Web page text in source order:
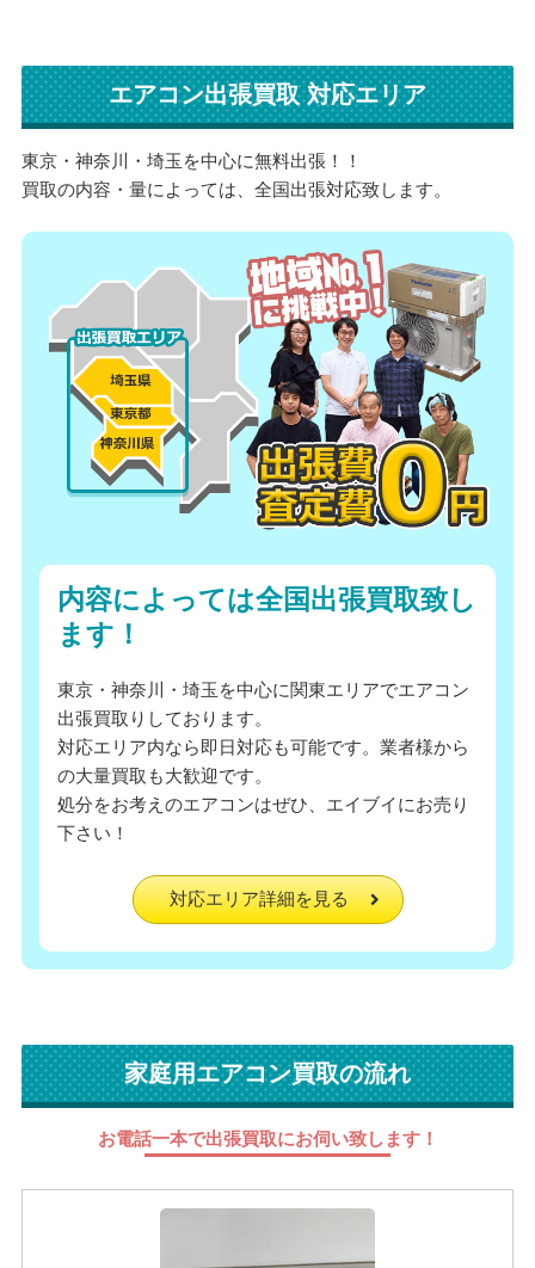
エアコン出張買取 対応エリア
東京・神奈川・埼玉を中心に無料出張！！
買取の内容・量によっては、全国出張対応致します。
内容によっては全国出張買取致し
ます！
東京・神奈川・埼玉を中心に関東エリアでエアコン
出張買取りしております。
対応エリア内なら即日対応も可能です。業者様から
の大量買取も大歓迎です。
処分をお考えのエアコンはぜひ、エイブイにお売り
下さい！
対応エリア詳細を見る
家庭用エアコン買取の流れ
お電話一本で出張買取にお伺い致します！